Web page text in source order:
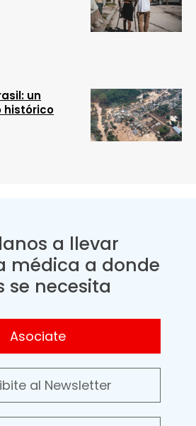
un
histórico
a llevar
médica a donde
se necesita
Asociate
al Newsletter